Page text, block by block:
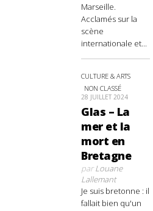
Marseille.
Acclamés sur la
scène
internationale et...
CULTURE & ARTS
NON CLASSÉ
28 JUILLET 2024
Glas – La
mer et la
mort en
Bretagne
parLouane
Lallemant
Je suis bretonne : il
fallait bien qu'un